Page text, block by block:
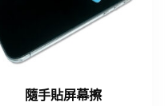
隨手貼屏幕擦